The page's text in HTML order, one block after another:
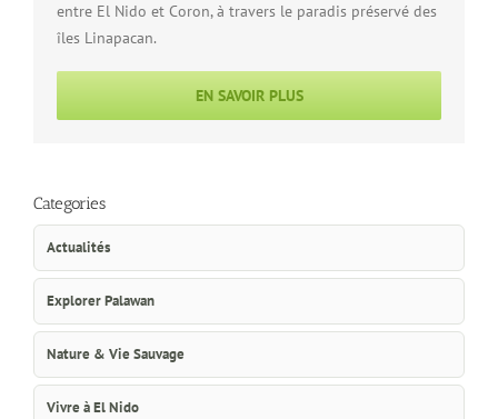
entre El Nido et Coron, à travers le paradis préservé des
îles Linapacan.
EN SAVOIR PLUS
Categories
Actualités
Explorer Palawan
Nature & Vie Sauvage
Vivre à El Nido